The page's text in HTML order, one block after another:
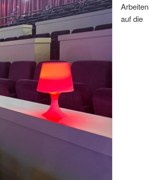
Arbeiten
auf die